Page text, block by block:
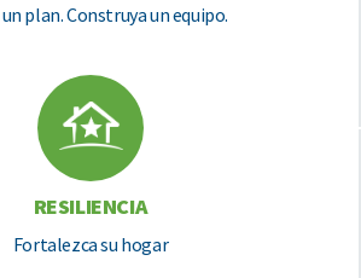
plan. Construya un equipo.
RESILIENCIA
Fortalezca su hogar